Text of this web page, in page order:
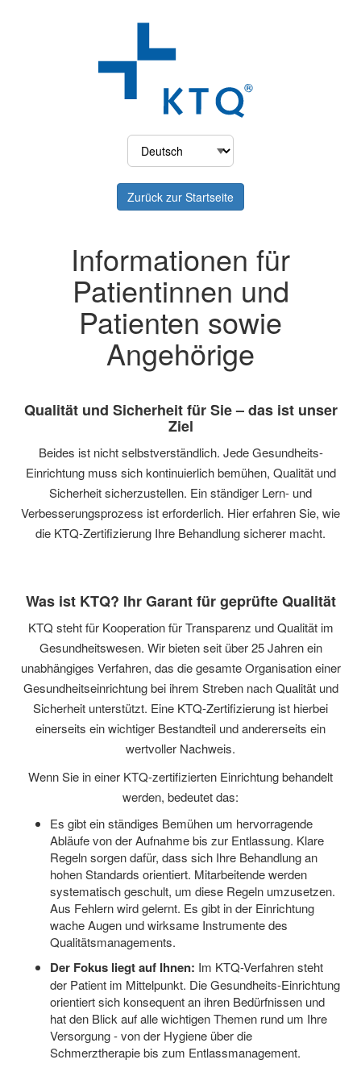
Zurück zur Startseite
Informationen für
Patientinnen und
Patienten sowie
Angehörige
Qualität und Sicherheit für Sie – das ist unser
Ziel
Beides ist nicht selbstverständlich. Jede Gesundheits-
Einrichtung muss sich kontinuierlich bemühen, Qualität und
Sicherheit sicherzustellen. Ein ständiger Lern- und
Verbesserungsprozess ist erforderlich. Hier erfahren Sie, wie
die KTQ-Zertifizierung Ihre Behandlung sicherer macht.
Was ist KTQ? Ihr Garant für geprüfte Qualität
KTQ steht für Kooperation für Transparenz und Qualität im
Gesundheitswesen. Wir bieten seit über 25 Jahren ein
unabhängiges Verfahren, das die gesamte Organisation einer
Gesundheitseinrichtung bei ihrem Streben nach Qualität und
Sicherheit unterstützt. Eine KTQ-Zertifizierung ist hierbei
einerseits ein wichtiger Bestandteil und andererseits ein
wertvoller Nachweis.
Wenn Sie in einer KTQ-zertifizierten Einrichtung behandelt
werden, bedeutet das:
Es gibt ein ständiges Bemühen um hervorragende
Abläufe von der Aufnahme bis zur Entlassung. Klare
Regeln sorgen dafür, dass sich Ihre Behandlung an
hohen Standards orientiert. Mitarbeitende werden
systematisch geschult, um diese Regeln umzusetzen.
Aus Fehlern wird gelernt. Es gibt in der Einrichtung
wache Augen und wirksame Instrumente des
Qualitätsmanagements.
Der Fokus liegt auf Ihnen: Im KTQ-Verfahren steht
der Patient im Mittelpunkt. Die Gesundheits-Einrichtung
orientiert sich konsequent an ihren Bedürfnissen und
hat den Blick auf alle wichtigen Themen rund um Ihre
Versorgung - von der Hygiene über die
Schmerztherapie bis zum Entlassmanagement.